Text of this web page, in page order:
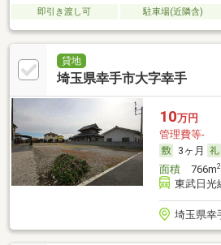
即引き渡し可 駐車場(近隣含)
貸地
埼玉県幸手市大字幸手
10万円
管理費等-
3ヶ月
面積766m2
東武日光
埼玉県幸